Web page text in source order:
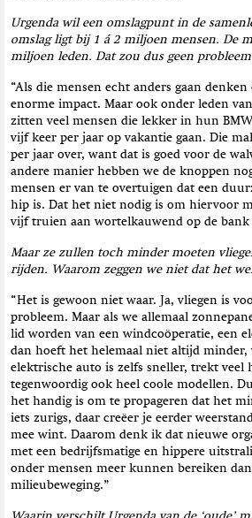
Urgenda wil een omslagpunt in de
omslag ligt bij 1 á 2 miljoen mensen. De
miljoen leden. Dat zou dus geen
“Als die mensen echt anders gaan
enorme impact. Maar ook onder leden
zitten veel mensen die lekker in hun
vijf keer per jaar op vakantie gaan. Die
per jaar over, want dat is goed voor de
andere manier hebben we de knoppen
mensen er van te overtuigen dat een
hip is. Dat het niet nodig is om hiervoor
vijf truien aan wortelkauwend op de bank
Maar ze zullen toch minder moeten
rijden. Waarom zeggen we niet dat het
“Het is gewoon niet waar. Ja, vliegen is
probleem. Maar als we allemaal
lid worden van een windcoöperatie, een
dan hoeft het helemaal niet altijd minder,
elektrische auto is zelfs sneller, trekt veel
tegenwoordig ook heel coole modellen.
het handig is om te propageren dat het
iets zurigs, daar creëer je eerder
mee wint. Daarom denk ik dat nieuwe
met een bedrijfsmatige en hippere
onder mensen meer kunnen bereiken
milieubeweging.”